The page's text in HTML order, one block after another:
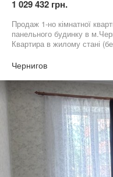
1 029 432 грн.
Продаж 1-но кімнатної
панельного будинку в
Квартира в жилому стані
розвʼязка. На даний
обмін.Продаж після
Чернигов